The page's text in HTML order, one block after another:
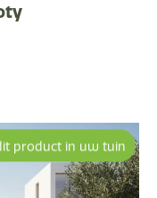
product in uw tuin